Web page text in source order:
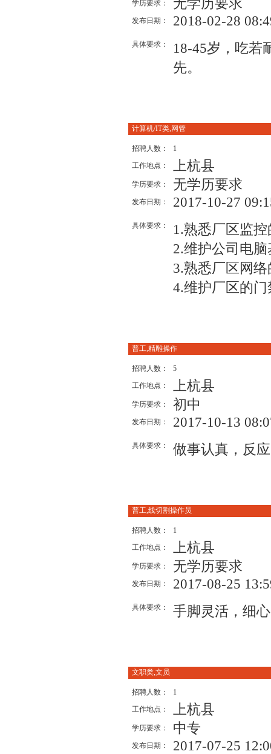
学历要求：
发布日期： 2018-02-28
具体要求：
18-45岁，吃若
先。
计算机/IT类,网管
招聘人数：
1
工作地点：
上杭县
学历要求： 无学历要求
发布日期： 2017-10-27
具体要求：
1.熟悉厂区监
2.维护公司电
3.熟悉厂区网
4.维护厂区的
普工,精雕操作
招聘人数：
5
工作地点：
上杭县
学历要求： 初中
发布日期： 2017-10-13
具体要求： 做事认真，反
普工,线切割操作员
招聘人数：
1
工作地点：
上杭县
学历要求： 无学历要求
发布日期： 2017-08-25
具体要求： 手脚灵活，细
文职类,文员
招聘人数：
1
工作地点：
上杭县
学历要求： 中专
发布日期： 2017-07-25